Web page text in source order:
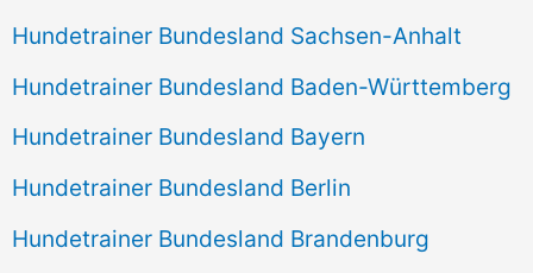
Hundetrainer Bundesland Sachsen-Anhalt
Hundetrainer Bundesland Baden-Württemberg
Hundetrainer Bundesland Bayern
Hundetrainer Bundesland Berlin
Hundetrainer Bundesland Brandenburg